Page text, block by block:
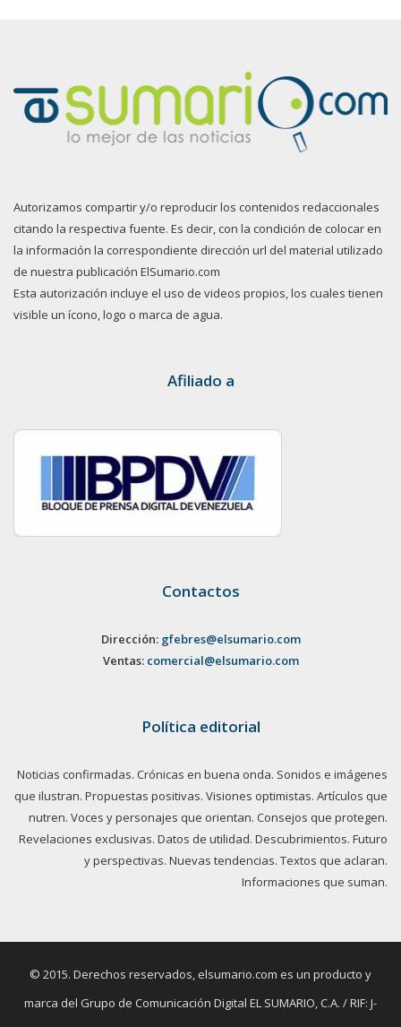
Autorizamos compartir y/o reproducir los contenidos redaccionales
citando la respectiva fuente. Es decir, con la condición de colocar en
la información la correspondiente dirección url del material utilizado
de nuestra publicación ElSumario.com
Esta autorización incluye el uso de videos propios, los cuales tienen
visible un ícono, logo o marca de agua.
Afiliado a
Contactos
Dirección: gfebres@elsumario.com
Ventas: comercial@elsumario.com
Política editorial
Noticias confirmadas. Crónicas en buena onda. Sonidos e imágenes
que ilustran. Propuestas positivas. Visiones optimistas. Artículos que
nutren. Voces y personajes que orientan. Consejos que protegen.
Revelaciones exclusivas. Datos de utilidad. Descubrimientos. Futuro
y perspectivas. Nuevas tendencias. Textos que aclaran.
Informaciones que suman.
© 2015. Derechos reservados, elsumario.com es un producto y
marca del Grupo de Comunicación Digital EL SUMARIO, C.A. / RIF: J-